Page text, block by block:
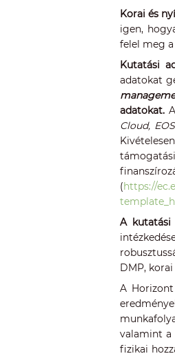
Korai és
igen,
felel meg
Kutatási
adatokat
adatokat.
Cloud,
(https://
A kutatási
DMP,
A
valamint a
fizikai